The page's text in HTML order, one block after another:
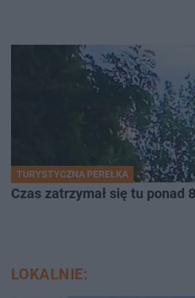
TURYSTYCZNA PEREŁKA
Czas zatrzymał się tu ponad
LOKALNIE: